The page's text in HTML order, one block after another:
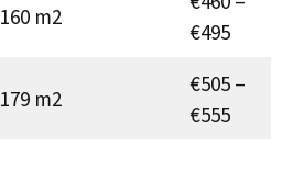
160 m2
€495
179 m2
€505 –
€555